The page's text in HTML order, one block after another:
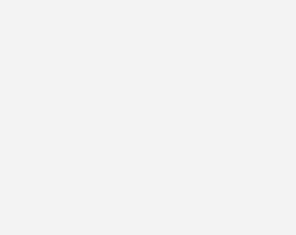
für Trinkwasser-Installationen;